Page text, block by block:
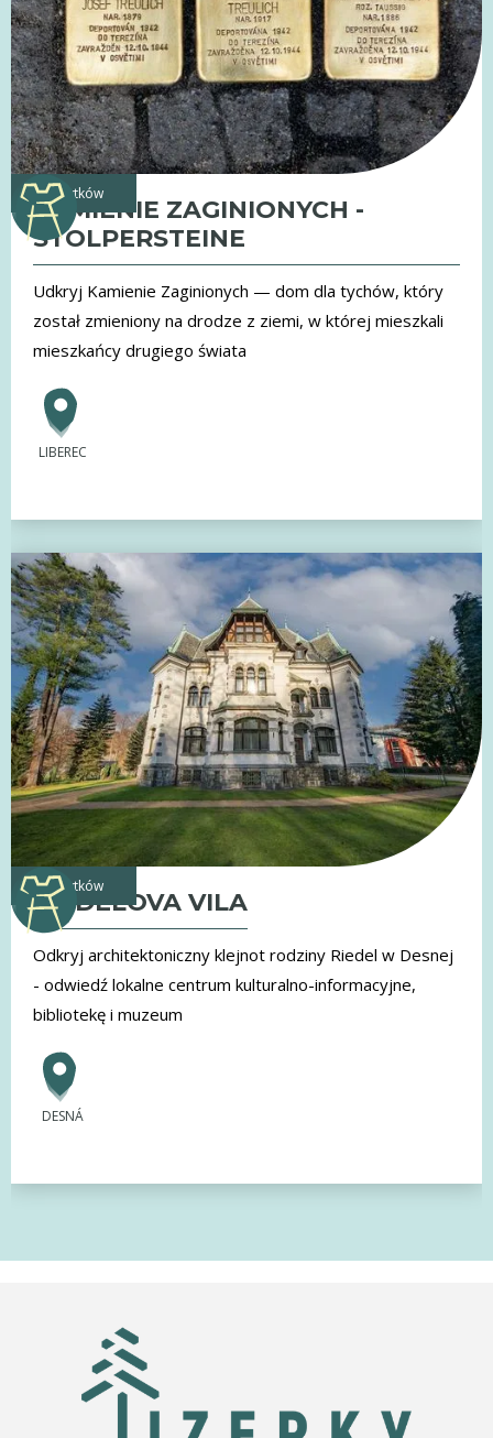
zabytków
KAMIENIE ZAGINIONYCH -
STOLPERSTEINE
Udkryj Kamienie Zaginionych — dom dla tychów, który
został zmieniony na drodze z ziemi, w której mieszkali
mieszkańcy drugiego świata
LIBEREC
zabytków
RIEDELOVA VILA
Odkryj architektoniczny klejnot rodziny Riedel w Desnej
- odwiedź lokalne centrum kulturalno-informacyjne,
bibliotekę i muzeum
DESNÁ